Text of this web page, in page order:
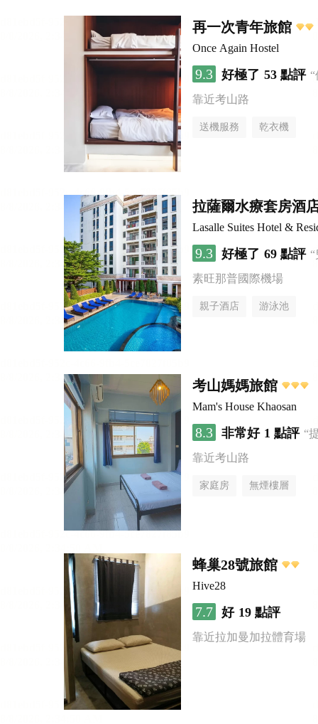
再一次青年旅館
Once Again Hostel
9.3 好極了 53 點評
靠近考山路
送機服務 乾衣機
拉薩爾水療套房酒
Lasalle Suites Hotel &
9.3 好極了 69 點評
素旺那普國際機場
親子酒店 游泳池
考山媽媽旅館
Mam's House Khaosan
8.3 非常好 1 點評 “
靠近考山路
家庭房 無煙樓層
蜂巢28號旅館
Hive28
7.7 好 19 點評
靠近拉加曼加拉體育場